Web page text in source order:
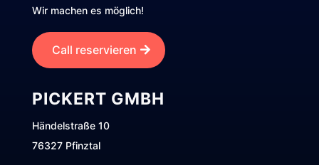
Wir machen es möglich!
Call reservieren
PICKERT GMBH
Händelstraße 10
76327 Pfinztal